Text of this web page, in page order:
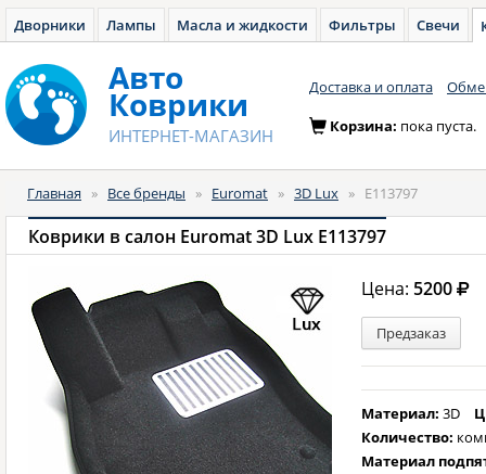
Дворники Лампы Масла и жидкости Фильтры Свечи
Авто
Коврики
ИНТЕРНЕТ-МАГАЗИН
Доставка и оплата
Корзина: пока пуста.
Главная » Все бренды » Euromat » 3D Lux » E113797
Коврики в салон Euromat 3D Lux E113797
Цена: 5200
Предзаказ
Материал:3D
Количество:
Материал